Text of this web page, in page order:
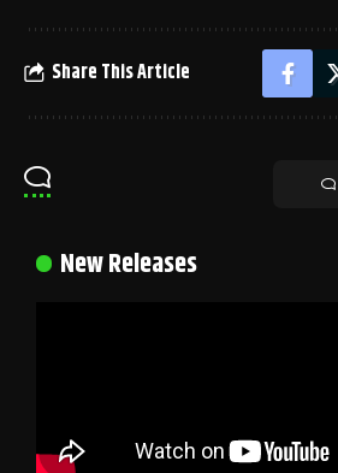
Share This Article
New Releases